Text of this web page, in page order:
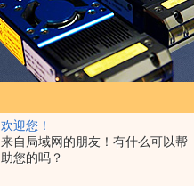
欢迎您！
来自局域网的朋友！有什么可以帮
助您的吗？